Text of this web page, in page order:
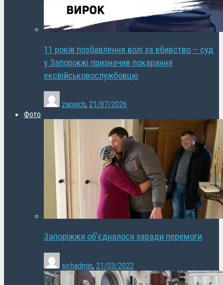
11 років позбавлення волі за вбивство – суд
у Запоріжжі призначив покарання
ексвійськовослужбовцю
zapsich, 21/07/2026
Фото
Запоріжжя об’єдналося заради перемоги
sichadmin, 21/03/2022